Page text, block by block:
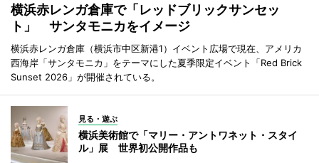
横浜赤レンガ倉庫で「レッドブリックサンセッ
ト」 サンタモニカをイメージ
横浜赤レンガ倉庫（横浜市中区新港1）イベント広場で現在、アメリカ
西海岸「サンタモニカ」をテーマにした夏季限定イベント「Red Brick
Sunset 2026」が開催されている。
見る・遊ぶ
横浜美術館で「マリー・アントワネット・スタイ
ル」展 世界初公開作品も